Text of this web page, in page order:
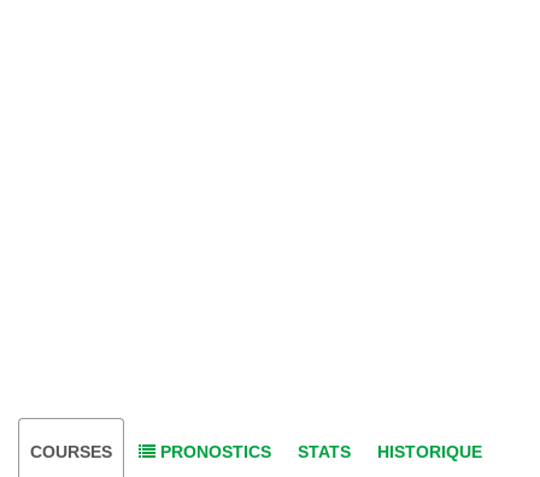
COURSES PRONOSTICS STATS HISTORIQUE